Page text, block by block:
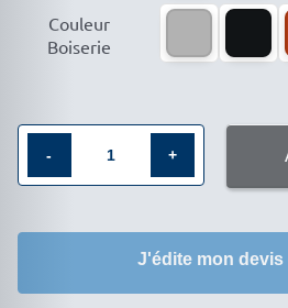
Couleur
Boiserie
Vitrine
vitrée
éclairée
J'édite mon devis